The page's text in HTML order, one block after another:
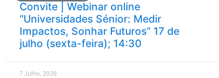
Convite | Webinar online
“Universidades Sénior: Medir
Impactos, Sonhar Futuros” 17 de
julho (sexta-feira); 14:30
7 Julho, 2026